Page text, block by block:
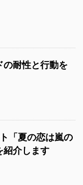
の耐性と行動を
「夏の恋は嵐の
紹介します